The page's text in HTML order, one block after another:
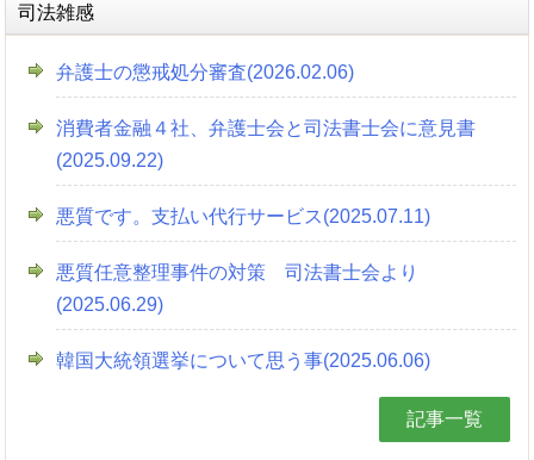
司法雑感
弁護士の懲戒処分審査(2026.02.06)
消費者金融４社、弁護士会と司法書士会に意見書
(2025.09.22)
悪質です。支払い代行サービス(2025.07.11)
悪質任意整理事件の対策 司法書士会より
(2025.06.29)
韓国大統領選挙について思う事(2025.06.06)
記事一覧